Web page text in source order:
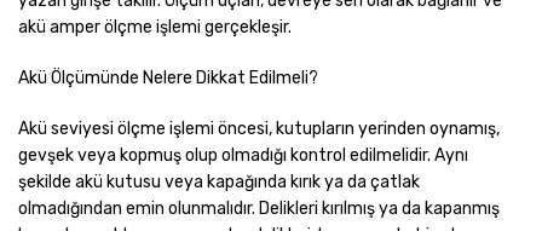
akü amper ölçme işlemi gerçekleşir.
Akü Ölçümünde Nelere Dikkat Edilmeli?
Akü seviyesi ölçme işlemi öncesi, kutupların yerinden oynamış,
gevşek veya kopmuş olup olmadığı kontrol edilmelidir. Aynı
şekilde akü kutusu veya kapağında kırık ya da çatlak
olmadığından emin olunmalıdır. Delikleri kırılmış ya da kapanmış